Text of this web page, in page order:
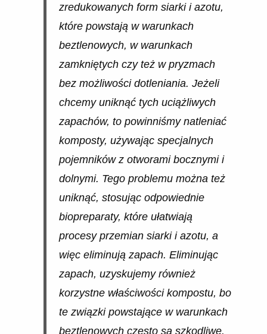
zredukowanych form siarki i azotu,
które powstają w warunkach
beztlenowych, w warunkach
zamkniętych czy też w pryzmach
bez możliwości dotleniania. Jeżeli
chcemy uniknąć tych uciążliwych
zapachów, to powinniśmy natleniać
komposty, używając specjalnych
pojemników z otworami bocznymi i
dolnymi. Tego problemu można też
uniknąć, stosując odpowiednie
biopreparaty, które ułatwiają
procesy przemian siarki i azotu, a
więc eliminują zapach. Eliminując
zapach, uzyskujemy również
korzystne właściwości kompostu, bo
te związki powstające w warunkach
beztlenowych często są szkodliwe.